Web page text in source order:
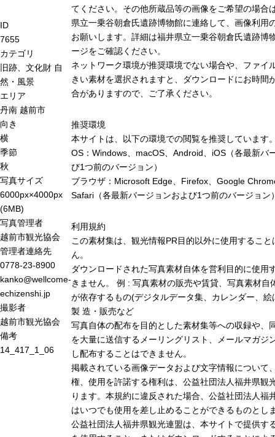
ID
7655
カテゴリ
旧跡、文化財 自
然・風景
エリア
丹南 越前市
向き
横
季節
秋
写真サイズ
6000px×4000px
(6MB)
写真管理者
越前市観光協会
管理者連絡先
0778-23-8900
kanko@wellcome-
echizenshi.jp
撮影者
越前市観光協会
備考
14_417_1_06
てください。その他所蔵品等の画像をご希望の場合
県立一乗谷朝倉氏遺跡博物館に連絡して、画像利用
お願いします。詳細は福井県立一乗谷朝倉氏遺跡博
ージをご確認ください。
ネットワーク環境が推奨環境でない場合や、ファイ
きい素材を選択されますと、ダウンロードにお時間
合がありますので、ご了承ください。
推奨環境
本サイトは、以下の環境での閲覧を推奨しています
OS：Windows、macOS、Android、iOS（各最新バ
び1つ前のバージョン）
ブラウザ：Microsoft Edge、Firefox、Google
Safari（各最新バージョンおよび1つ前のバージョン
利用規約
この素材集は、観光情報PR目的以外に使用すること
ん。
ダウンロードされた写真素材自体を営利目的に使用
きません。 例 : 写真素材の販売や賃貸、写真素材自
が依存するもの(デジタルデータ集、カレンダー、絵
製 造・販売など
写真自体の配布を目的とした素材集等への収録や、
を大量に送信するメーリングリスト、メールマガジ
し配布することはできません。
掲載されている画像データおよび文字情報について
権、使用を許諾する権利は、公益社団法人福井県観
ります。本規約に違反された場合、公益社団法人福
はいつでも使用を差し止めることができるものとし
公益社団法人福井県観光連盟は、本サイトで提供す